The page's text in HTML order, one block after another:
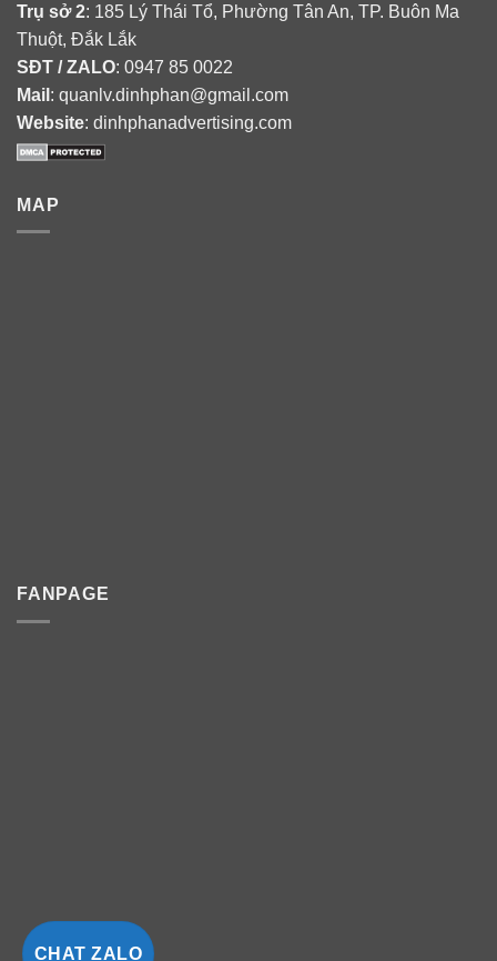
CHAT ZALO
Trụ sở 2: 185 Lý Thái Tổ, Phường Tân An, TP. Buôn Ma
Thuột, Đắk Lắk
SĐT / ZALO: 0947 85 0022
Mail : quanlv.dinhphan@gmail.com
Website: dinhphanadvertising.com
MAP
FANPAGE